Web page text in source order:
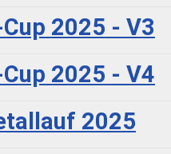
2025 - V3
2025 - V4
2025